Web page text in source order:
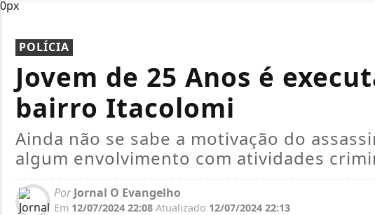
0px
POLÍCIA
Jovem de 25 Anos é
bairro Itacolomi
Ainda não se sabe a motivação do
algum envolvimento com atividades
PorJornal O Evangelho
Em 12/07/2024 22:08 Atualizado 12/07/2024 22:13